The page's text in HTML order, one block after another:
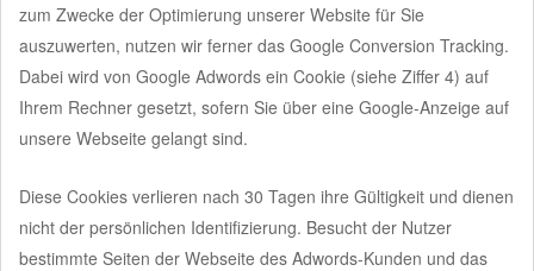
zum Zwecke der Optimierung unserer Website für Sie
auszuwerten, nutzen wir ferner das Google Conversion Tracking.
Dabei wird von Google Adwords ein Cookie (siehe Ziffer 4) auf
Ihrem Rechner gesetzt, sofern Sie über eine Google-Anzeige auf
unsere Webseite gelangt sind.
Diese Cookies verlieren nach 30 Tagen ihre Gültigkeit und dienen
nicht der persönlichen Identifizierung. Besucht der Nutzer
bestimmte Seiten der Webseite des Adwords-Kunden und das